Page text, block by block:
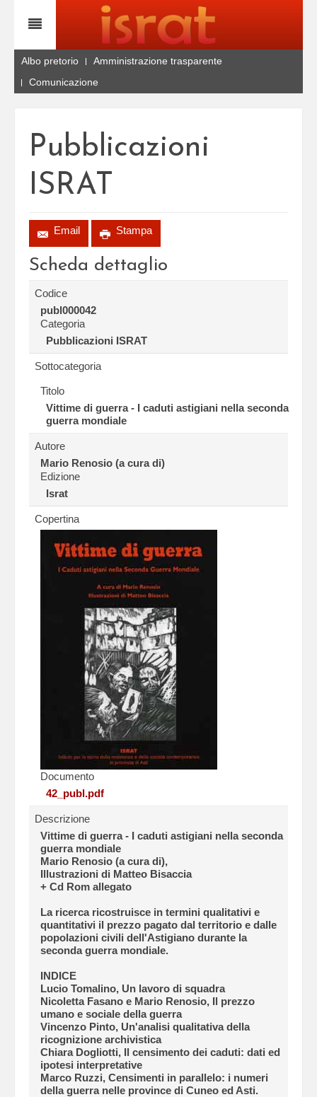
Albo pretorio
Amministrazione trasparente
Comunicazione
Pubblicazioni
ISRAT
Email Stampa
Scheda dettaglio
Codice
publ000042
Categoria
Pubblicazioni ISRAT
Sottocategoria
Titolo
Vittime di guerra - I caduti astigiani nella seconda
guerra mondiale
Autore
Mario Renosio (a cura di)
Edizione
Israt
Copertina
Documento
42_publ.pdf
Descrizione
Vittime di guerra - I caduti astigiani nella seconda
guerra mondiale
Mario Renosio (a cura di),
Illustrazioni di Matteo Bisaccia
+ Cd Rom allegato
La ricerca ricostruisce in termini qualitativi e
quantitativi il prezzo pagato dal territorio e dalle
popolazioni civili dell'Astigiano durante la
seconda guerra mondiale.
INDICE
Lucio Tomalino, Un lavoro di squadra
Nicoletta Fasano e Mario Renosio, Il prezzo
umano e sociale della guerra
Vincenzo Pinto, Un'analisi qualitativa della
ricognizione archivistica
Chiara Dogliotti, Il censimento dei caduti: dati ed
ipotesi interpretative
Marco Ruzzi, Censimenti in parallelo: i numeri
della guerra nelle province di Cuneo ed Asti.